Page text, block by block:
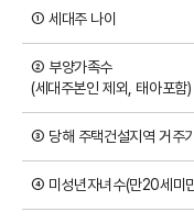
① 세대주 나이
② 부양가족수
(세대주본인 제외, 태아포함)
③ 당해 주택건설지역 거주
④ 미성년자녀수(만20세미